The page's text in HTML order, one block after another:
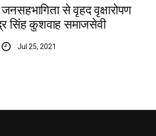
से वृहद वृक्षारोपण
सिंह कुशवाह समाजसेवी
Jul 25, 2021